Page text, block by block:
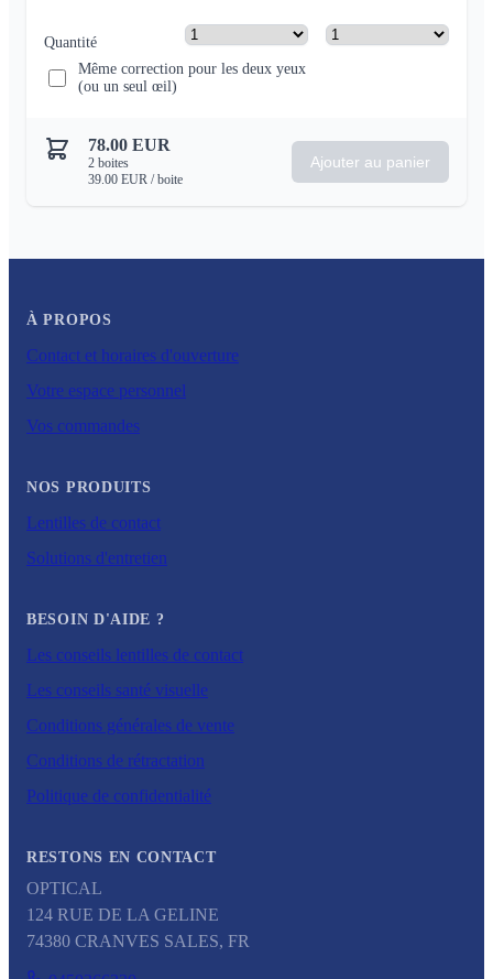
Quantité
Même correction pour les deux yeux
(ou un seul œil)
78.00 EUR
2 boites
39.00 EUR / boite
Ajouter au panier
À PROPOS
Contact et horaires d'ouverture
Votre espace personnel
Vos commandes
NOS PRODUITS
Lentilles de contact
Solutions d'entretien
BESOIN D'AIDE ?
Les conseils lentilles de contact
Les conseils santé visuelle
Conditions générales de vente
Conditions de rétractation
Politique de confidentialité
RESTONS EN CONTACT
OPTICAL
124 RUE DE LA GELINE
74380 CRANVES SALES, FR